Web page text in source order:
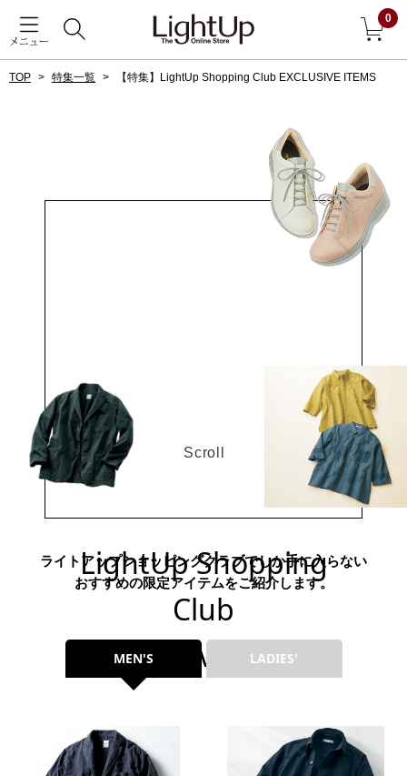
メニュー
0
戻る
アウター
ジャケット
コート
トップス
Tシャツ／カッ
ポロシャツ
シャツ
その他
TOP 特集一覧 【特集】LightUp Shopping Club EXCLUSIVE ITEMS
LightUp Shopping
Club
EXCLUSIVE ITEMS
Scroll
ライトアップショッピングクラブでしか手に入らない
おすすめの限定アイテムをご紹介します。
MEN'S LADIES'